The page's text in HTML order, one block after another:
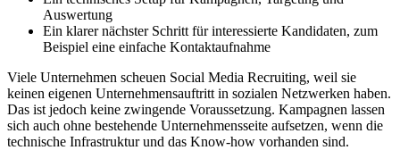
Auswertung
Ein klarer nächster Schritt für interessierte Kandidaten, zum
Beispiel eine einfache Kontaktaufnahme
Viele Unternehmen scheuen Social Media Recruiting, weil sie
keinen eigenen Unternehmensauftritt in sozialen Netzwerken haben.
Das ist jedoch keine zwingende Voraussetzung. Kampagnen lassen
sich auch ohne bestehende Unternehmensseite aufsetzen, wenn die
technische Infrastruktur und das Know-how vorhanden sind.